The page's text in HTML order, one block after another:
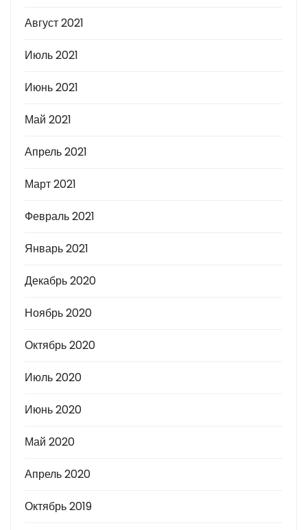
Август 2021
Июль 2021
Июнь 2021
Май 2021
Апрель 2021
Март 2021
Февраль 2021
Январь 2021
Декабрь 2020
Ноябрь 2020
Октябрь 2020
Июль 2020
Июнь 2020
Май 2020
Апрель 2020
Октябрь 2019